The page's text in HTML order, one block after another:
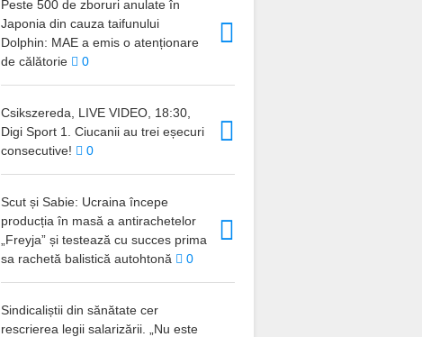
Peste 500 de zboruri anulate în
Japonia din cauza taifunului
Dolphin: MAE a emis o atenționare
de călătorie
0
Csikszereda, LIVE VIDEO, 18:30,
Digi Sport 1. Ciucanii au trei eșecuri
consecutive!
0
Scut și Sabie: Ucraina începe
producția în masă a antirachetelor
„Freyja” și testează cu succes prima
sa rachetă balistică autohtonă
0
Sindicaliștii din sănătate cer
rescrierea legii salarizării. „Nu este